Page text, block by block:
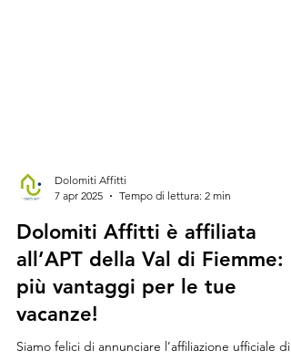
7 apr 2025
Tempo di lettura: 2 min
Dolomiti Affitti è affiliata
all’APT della Val di Fiemme:
più vantaggi per le tue
vacanze!